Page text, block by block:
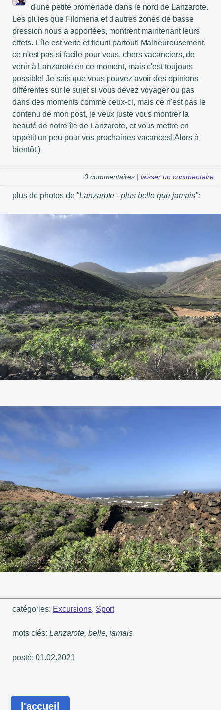
d'une petite promenade dans le nord de Lanzarote.
Les pluies que Filomena et d'autres zones de basse
pression nous a apportées, montrent maintenant leurs
effets. L'île est verte et fleurit partout! Malheureusement,
ce n'est pas si facile pour vous, chers vacanciers, de
venir à Lanzarote en ce moment, mais c'est toujours
possible! Je sais que vous pouvez avoir des opinions
différentes sur le sujet si vous devez voyager ou pas
dans des moments comme ceux-ci, mais ce n'est pas le
contenu de mon post, je veux juste vous montrer la
beauté de notre île de Lanzarote, et vous mettre en
appétit un peu pour vos prochaines vacances! Alors à
bientôt;)
0 commentaires | laisser un commentaire
plus de photos de "Lanzarote - plus belle que jamais":
catégories: Excursions, Sport
mots clés: Lanzarote, belle, jamais
posté: 01.02.2021
l'accueil